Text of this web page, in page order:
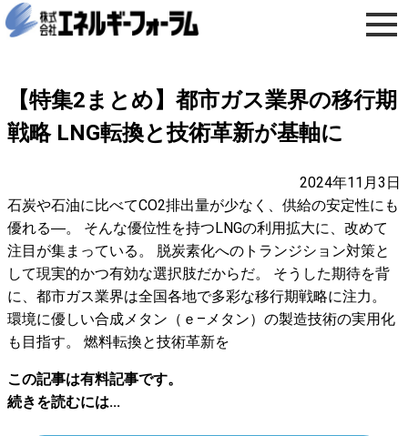
【特集2まとめ】都市ガス業界の移行期
戦略 LNG転換と技術革新が基軸に
2024年11月3日
石炭や石油に比べてCO2排出量が少なく、供給の安定性にも
優れる―。 そんな優位性を持つLNGの利用拡大に、改めて
注目が集まっている。 脱炭素化へのトランジション対策と
して現実的かつ有効な選択肢だからだ。 そうした期待を背
に、都市ガス業界は全国各地で多彩な移行期戦略に注力。
環境に優しい合成メタン（ｅ–メタン）の製造技術の実用化
も目指す。 燃料転換と技術革新を
この記事は有料記事です。
続きを読むには...